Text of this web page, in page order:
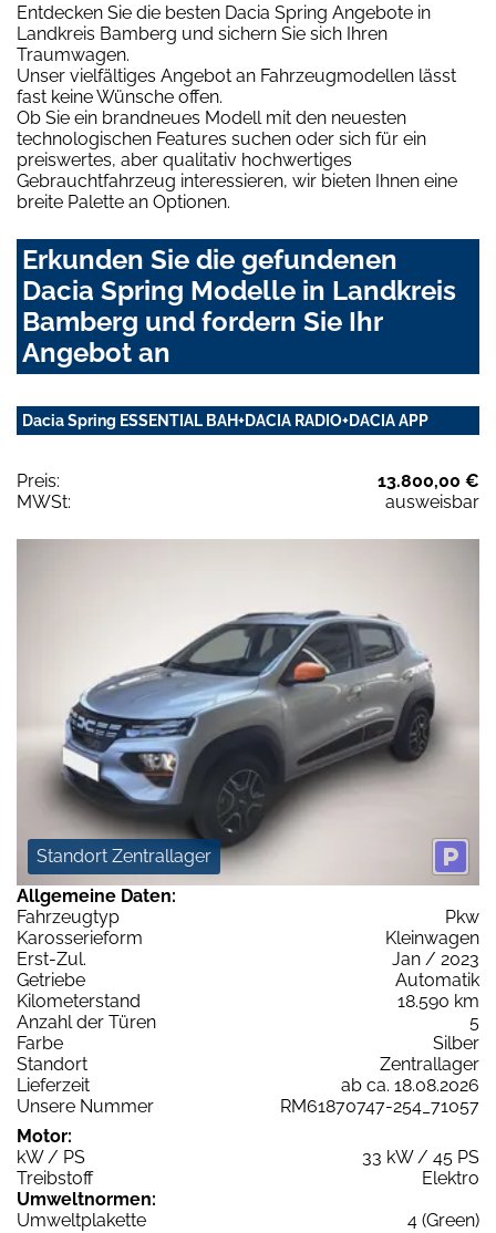
Entdecken Sie die besten Dacia Spring Angebote in
Landkreis Bamberg und sichern Sie sich Ihren
Traumwagen.
Unser vielfältiges Angebot an Fahrzeugmodellen lässt
fast keine Wünsche offen.
Ob Sie ein brandneues Modell mit den neuesten
technologischen Features suchen oder sich für ein
preiswertes, aber qualitativ hochwertiges
Gebrauchtfahrzeug interessieren, wir bieten Ihnen eine
breite Palette an Optionen.
Erkunden Sie die gefundenen
Dacia Spring Modelle in Landkreis
Bamberg und fordern Sie Ihr
Angebot an
Dacia Spring ESSENTIAL BAH+DACIA RADIO+DACIA APP
Preis:
13.800,00 €
MWSt:
ausweisbar
Standort Zentrallager
Allgemeine Daten:
Fahrzeugtyp
Pkw
Karosserieform
Kleinwagen
Erst-Zul.
Jan / 2023
Getriebe
Automatik
Kilometerstand
18.590 km
Anzahl der Türen
5
Farbe
Silber
Standort
Zentrallager
Lieferzeit
ab ca. 18.08.2026
Unsere Nummer
RM61870747-254_71057
Motor:
kW / PS
33 kW / 45 PS
Treibstoff
Elektro
Umweltnormen:
Umweltplakette
4 (Green)